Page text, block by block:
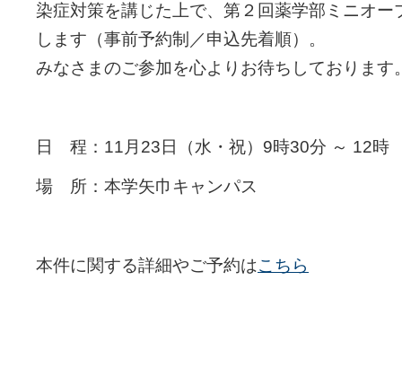
染症対策を講じた上で、第２回薬学部ミニオー
します（事前予約制／申込先着順）。
みなさまのご参加を心よりお待ちしております
日 程：11月23日（水・祝）9時30分 ～ 12時
場 所：本学矢巾キャンパス
本件に関する詳細やご予約はこちら